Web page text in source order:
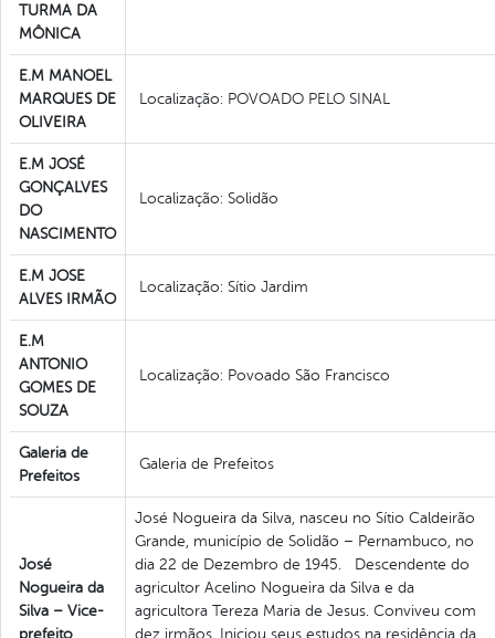
TURMA DA
MÔNICA
E.M MANOEL
MARQUES DE
OLIVEIRA
Localização: POVOADO PELO SINAL
E.M JOSÉ
GONÇALVES
DO
NASCIMENTO
Localização: Solidão
E.M JOSE
ALVES IRMÃO
Localização: Sítio Jardim
E.M
ANTONIO
GOMES DE
SOUZA
Localização: Povoado São Francisco
Galeria de
Prefeitos
Galeria de Prefeitos
José
Nogueira da
Silva – Vice-
prefeito
José Nogueira da Silva, nasceu no Sítio Caldeirão
Grande, município de Solidão – Pernambuco, no
dia 22 de Dezembro de 1945. Descendente do
agricultor Acelino Nogueira da Silva e da
agricultora Tereza Maria de Jesus. Conviveu com
dez irmãos. Iniciou seus estudos na residência da